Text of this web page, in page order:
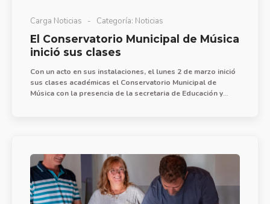
Carga Noticias Categoría: Noticias
El Conservatorio Municipal de Música
inició sus clases
Con un acto en sus instalaciones, el lunes 2 de marzo inició
sus clases académicas el Conservatorio Municipal de
Música con la presencia de la secretaria de Educación y